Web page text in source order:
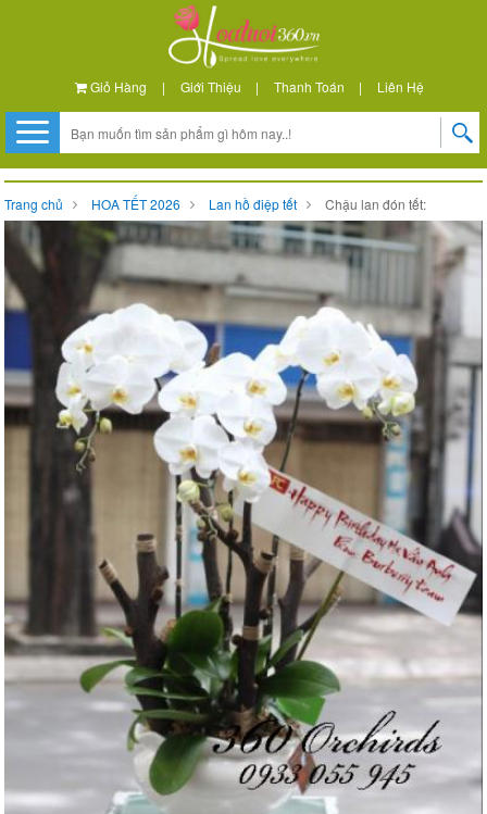
Giỏ Hàng | Giới Thiệu | Thanh Toán | Liên Hệ
Trang chủ HOA TẾT 2026 Lan hồ điệp tết Chậu lan đón tết: